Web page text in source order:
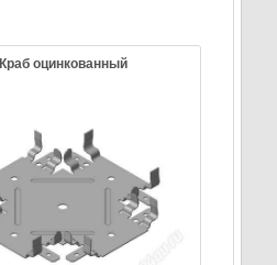
Краб оцинкованный